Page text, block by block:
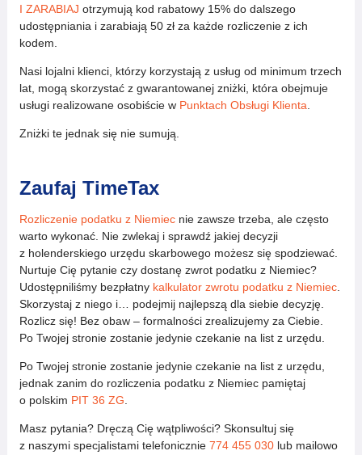
I ZARABIAJ otrzymują kod rabatowy 15% do dalszego
udostępniania i zarabiają 50 zł za każde rozliczenie z ich
kodem.
Nasi lojalni klienci, którzy korzystają z usług od minimum trzech
lat, mogą skorzystać z gwarantowanej zniżki, która obejmuje
usługi realizowane osobiście w Punktach Obsługi Klienta.
Zniżki te jednak się nie sumują.
Zaufaj TimeTax
Rozliczenie podatku z Niemiec nie zawsze trzeba, ale często
warto wykonać. Nie zwlekaj i sprawdź jakiej decyzji
z holenderskiego urzędu skarbowego możesz się spodziewać.
Nurtuje Cię pytanie czy dostanę zwrot podatku z Niemiec?
Udostępniliśmy bezpłatny kalkulator zwrotu podatku z Niemiec.
Skorzystaj z niego i… podejmij najlepszą dla siebie decyzję.
Rozlicz się! Bez obaw – formalności zrealizujemy za Ciebie.
Po Twojej stronie zostanie jedynie czekanie na list z urzędu.
Po Twojej stronie zostanie jedynie czekanie na list z urzędu,
jednak zanim do rozliczenia podatku z Niemiec pamiętaj
o polskim PIT 36 ZG.
Masz pytania? Dręczą Cię wątpliwości? Skonsultuj się
z naszymi specjalistami telefonicznie 774 455 030lub mailowo